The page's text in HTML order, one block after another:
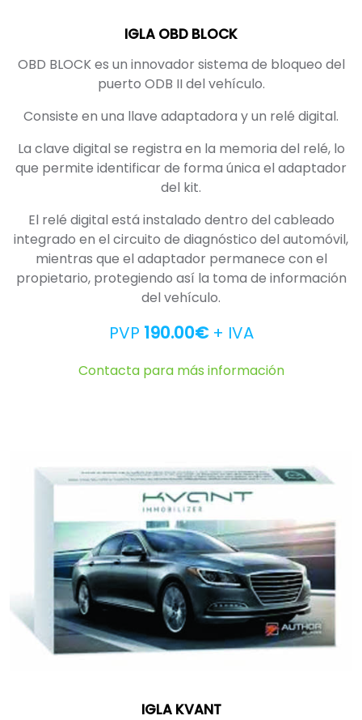
IGLA OBD BLOCK
OBD BLOCK es un innovador sistema de bloqueo del
puerto ODB II del vehículo.
Consiste en una llave adaptadora y un relé digital.
La clave digital se registra en la memoria del relé, lo
que permite identificar de forma única el adaptador
del kit.
El relé digital está instalado dentro del cableado
integrado en el circuito de diagnóstico del automóvil,
mientras que el adaptador permanece con el
propietario, protegiendo así la toma de información
del vehículo.
PVP 190.00€ + IVA
Contacta para más información
IGLA KVANT